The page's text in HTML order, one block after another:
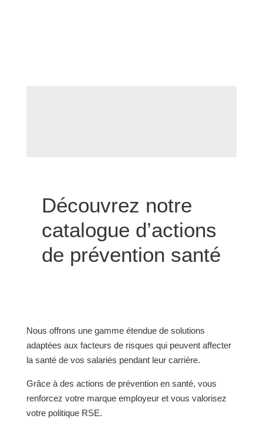
Découvrez notre
catalogue d’actions
de prévention santé
Nous offrons une gamme étendue de solutions
adaptées aux facteurs de risques qui peuvent affecter
la santé de vos salariés pendant leur carrière.
Grâce à des actions de prévention en santé, vous
renforcez votre marque employeur et vous valorisez
votre politique RSE.